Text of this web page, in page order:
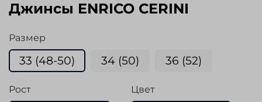
Джинсы ENRICO CERINI
Размер
33 (48-50) 34 (50) 36 (52)
Рост Цвет